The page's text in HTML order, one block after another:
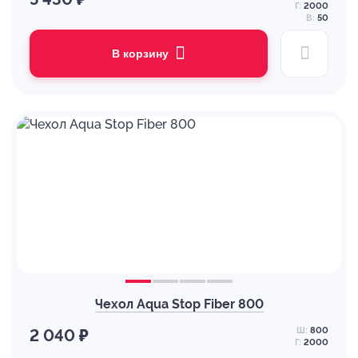
Г: 2000
В: 50
В корзину
Чехол Aqua Stop Fiber 800
2 040 ₽ Ш: 800
Г: 2000